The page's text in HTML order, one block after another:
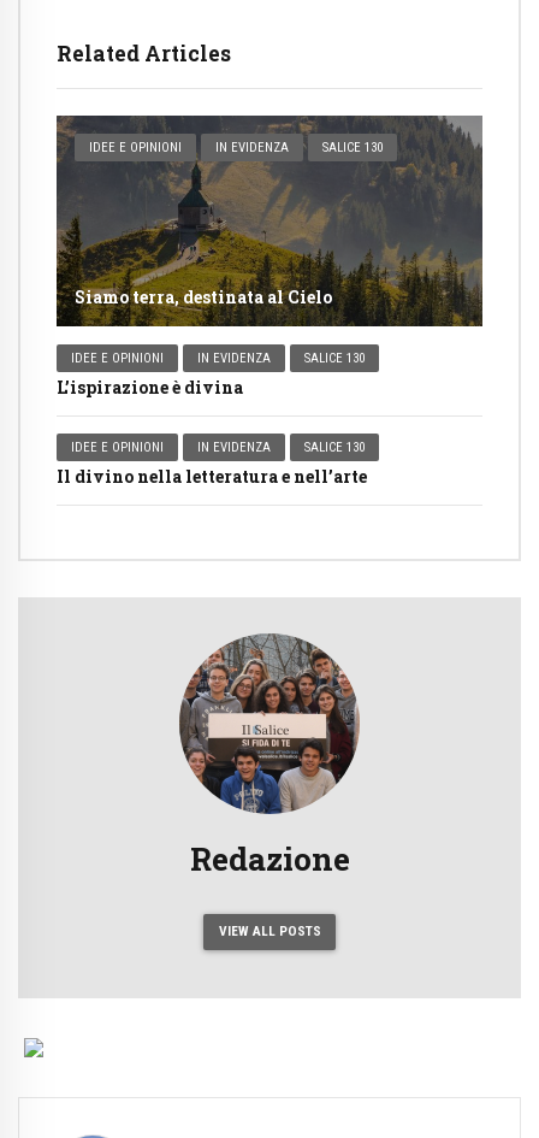
Related Articles
IDEE E OPINIONI IN EVIDENZA SALICE 130
Siamo terra, destinata al Cielo
IDEE E OPINIONI IN EVIDENZA SALICE 130
L’ispirazione è divina
IDEE E OPINIONI IN EVIDENZA SALICE 130
Il divino nella letteratura e nell’arte
Redazione
VIEW ALL POSTS